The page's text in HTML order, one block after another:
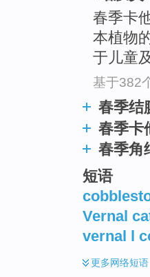
春季卡
本植物
于儿童
基于382
春季结
春季卡
春季角
短语
Vernal
vernal l
更多网络短语